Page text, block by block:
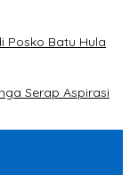
Posko Batu Hula
Serap Aspirasi